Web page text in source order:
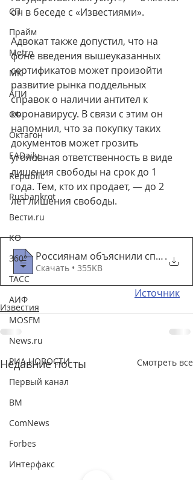
СП
Прайм
Metro
МК
АПИ
СФ
Октагон
EADaily
Republic
Rusbankrot
Вести.ru
КО
360°
ТАСС
АИФ
MOSFM
News.ru
РИА НОВОСТИ
Первый канал
ВМ
ComNews
Forbes
Интерфакс
он в беседе с «Известиями».
Адвокат также допустил, что на
фоне введения вышеуказанных
сертификатов может произойти
развитие рынка поддельных
справок о наличии антител к
коронавирусу. В связи с этим он
напомнил, что за покупку таких
документов может грозить
уголовная ответственность в виде
лишения свободы на срок до 1
года. Тем, кто их продает, — до 2
лет лишения свободы.
Россиянам объяснили способ
.
Скачать • 355KB
Источник
Известия
Недавние посты Смотреть все